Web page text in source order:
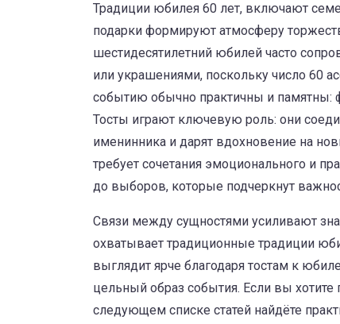
Традиции юбилея 60 лет, включают
подарки формируют атмосферу
шестидесятилетний юбилей часто
или украшениями, поскольку число 60
событию обычно практичны и памятны:
Тосты играют ключевую роль: они
именинника и дарят вдохновение на
требует сочетания эмоционального и
до выборов, которые подчеркнут
Связи между сущностями усиливают
охватывает традиционные традиции
выглядит ярче благодаря тостам к
цельный образ события. Если вы
следующем списке статей найдёте